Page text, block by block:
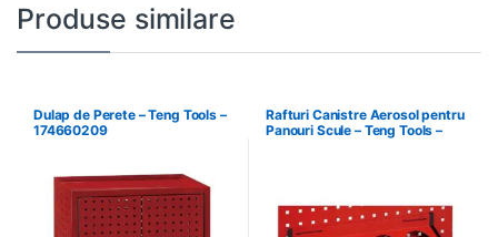
Produse similare
Dulap de Perete – Teng Tools –
174660209
Rafturi Canistre Aerosol pentru
Panouri Scule – Teng Tools –